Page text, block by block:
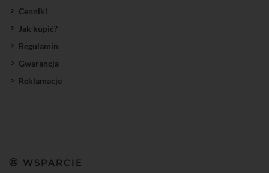
Cenniki
Jak kupić?
Regulamin
Gwarancja
Reklamacje
WSPARCIE